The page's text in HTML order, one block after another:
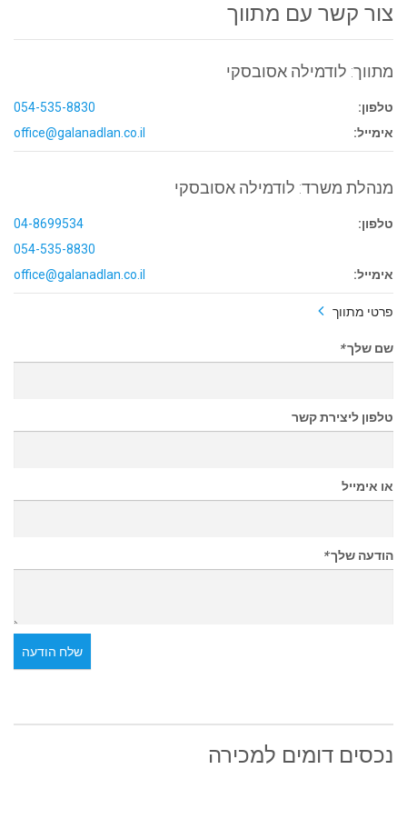
צור קשר עם מתווך
מתווך: לודמילה אסובסקי
טלפון:
054-535-8830
אימייל:
office@galanadlan.co.il
מנהלת משרד: לודמילה אסובסקי
טלפון:
04-8699534
054-535-8830
אימייל:
office@galanadlan.co.il
פרטי מתווך
שם שלך*
טלפון ליצירת קשר
או אימייל
הודעה שלך*
שלח הודעה
נכסים דומים למכירה